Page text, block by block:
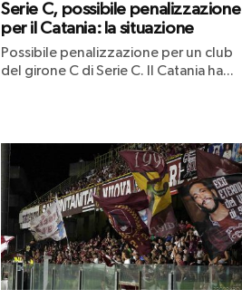
Serie C, possibile penalizzazione
per il Catania: la situazione
Possibile penalizzazione per un club
del girone C di Serie C. Il Catania ha...